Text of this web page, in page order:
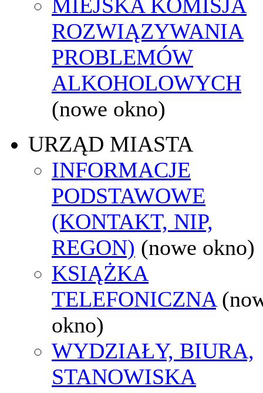
MIEJSKA KOMISJA
ROZWIĄZYWANIA
PROBLEMÓW
ALKOHOLOWYCH
(nowe okno)
URZĄD MIASTA
INFORMACJE
PODSTAWOWE
(KONTAKT, NIP,
REGON) (nowe okno)
KSIĄŻKA
TELEFONICZNA
okno)
WYDZIAŁY, BIURA,
STANOWISKA